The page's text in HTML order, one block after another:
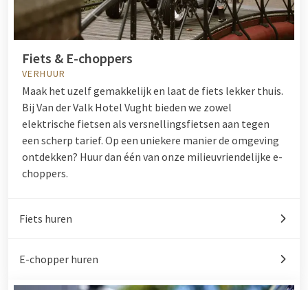
Fiets & E-choppers
VERHUUR
Maak het uzelf gemakkelijk en laat de fiets lekker thuis.
Bij Van der Valk Hotel Vught bieden we zowel
elektrische fietsen als versnellingsfietsen aan tegen
een scherp tarief. Op een uniekere manier de omgeving
ontdekken? Huur dan één van onze milieuvriendelijke e-
choppers.
Fiets huren
E-chopper huren